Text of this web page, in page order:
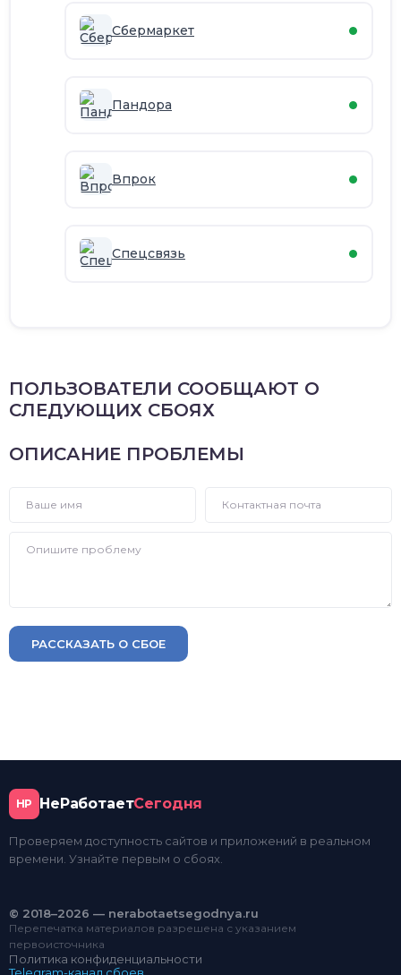
Сбермаркет
Пандора
Впрок
Спецсвязь
ПОЛЬЗОВАТЕЛИ СООБЩАЮТ О
СЛЕДУЮЩИХ СБОЯХ
ОПИСАНИЕ ПРОБЛЕМЫ
РАССКАЗАТЬ О СБОЕ
НР НеРаботаетСегодня
Проверяем доступность сайтов и приложений в реальном
времени. Узнайте первым о сбоях.
© 2018–2026 — nerabotaetsegodnya.ru
Перепечатка материалов разрешена с указанием
первоисточника
Политика конфиденциальности